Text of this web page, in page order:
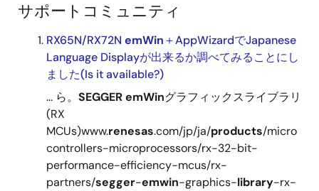
サポートコミュニティ
RX65N/RX72N emWin ＋AppWizardでJapanese
Language Displayが出来るか調べてみることにし
ました(Is it available?)
... ら。 SEGGERemWinグラフィックスライブラリ
(RX
MCUs)www.renesas.com/jp/ja/products/micro
controllers-microprocessors/rx-32-bit-
performance-efficiency-mcus/rx-
partners/segger-emwin-graphics-library-rx-